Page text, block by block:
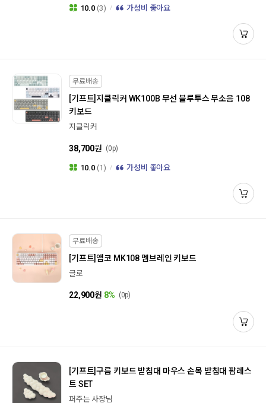
10.0 (3) 가성비 좋아요
무료배송
[기프트]지클릭커 WK100B 무선 블루투스 무소음 108
키보드
지클릭커
38,700원 (0p)
10.0 (1) 가성비 좋아요
무료배송
[기프트]앱코 MK108 멤브레인 키보드
글로
22,900원 8% (0p)
[기프트]구름 키보드 받침대 마우스 손목 받침대 팜레스
트 SET
퍼주는 사장님